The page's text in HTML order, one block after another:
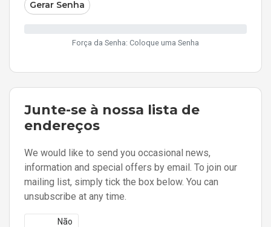
Gerar Senha
Força da Senha: Coloque uma Senha
Junte-se à nossa lista de
endereços
We would like to send you occasional news,
information and special offers by email. To join our
mailing list, simply tick the box below. You can
unsubscribe at any time.
Não